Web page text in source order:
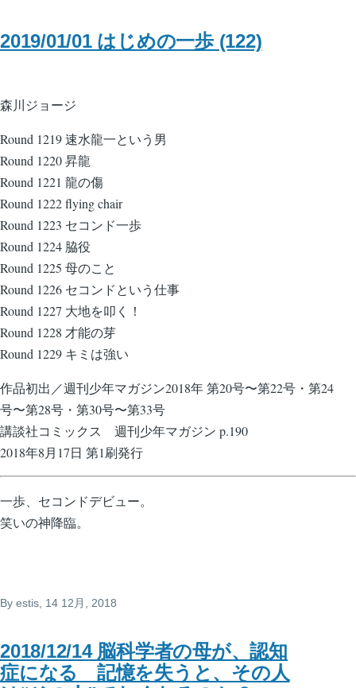
2019/01/01 はじめの一歩 (122)
森川ジョージ
Round 1219 速水龍一という男
Round 1220 昇龍
Round 1221 龍の傷
Round 1222 flying chair
Round 1223 セコンド一歩
Round 1224 脇役
Round 1225 母のこと
Round 1226 セコンドという仕事
Round 1227 大地を叩く！
Round 1228 才能の芽
Round 1229 キミは強い
作品初出／週刊少年マガジン2018年 第20号〜第22号・第24
号〜第28号・第30号〜第33号
講談社コミックス 週刊少年マガジン p.190
2018年8月17日 第1刷発行
一歩、セコンドデビュー。
笑いの神降臨。
By estis, 14 12月, 2018
2018/12/14 脳科学者の母が、認知
症になる 記憶を失うと、その人